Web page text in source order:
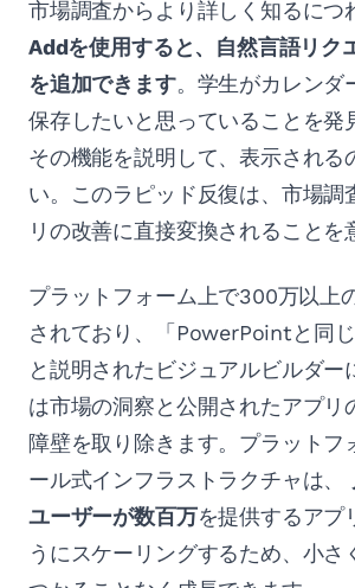
市場調査からより詳しく知るにつ
Addを使用すると、自然言語リク
を追加できます。学生がカレンダ
保存したいと思っていることを発
その機能を説明して、表示される
い。このラピッド反復は、市場調
リの改善に直接変換されることを
プラットフォーム上で300万以上
されており、「PowerPointと同じ
と説明されたビジュアルビルダ
は市場の洞察と公開されたアプリ
障壁を取り除きます。プラットフ
ール式インフラストラクチャは、
ユーザーが数百万を提供するアプ
うにスケーリングするため、小さ